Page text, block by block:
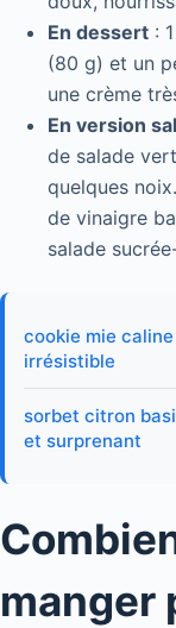
En dessert :
(80 g) et un
une crème
En version
de salade
quelques
de vinaigre
salade
cookie mie
irrésistible
sorbet citron
et surprenant
manger